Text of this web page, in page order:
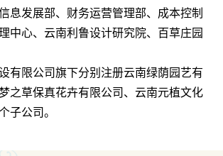
息发展部、财务运营管理部、成本控制
中心、云南利鲁设计研究院、百草庄园
有限公司旗下分别注册云南绿荫园艺有
之草保真花卉有限公司、云南元植文化
子公司。